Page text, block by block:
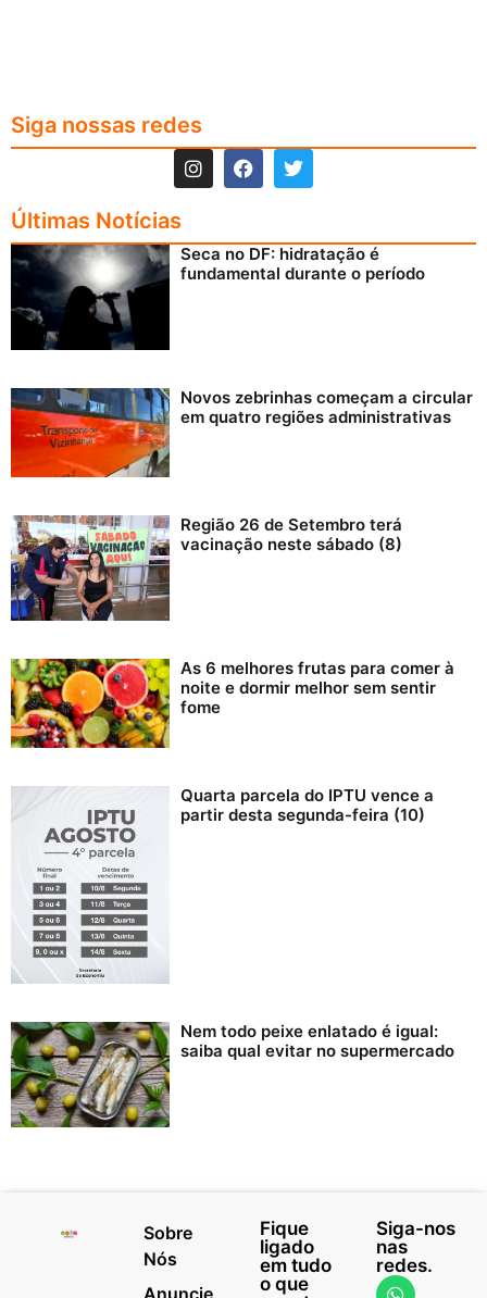
Siga nossas redes
Últimas Notícias
Seca no DF: hidratação é
fundamental durante o período
Novos zebrinhas começam a circular
em quatro regiões administrativas
Região 26 de Setembro terá
vacinação neste sábado (8)
As 6 melhores frutas para comer à
noite e dormir melhor sem sentir
fome
Quarta parcela do IPTU vence a
partir desta segunda-feira (10)
Nem todo peixe enlatado é igual:
saiba qual evitar no supermercado
Sobre
Nós
Anuncie
Fique
ligado
em tudo
o que
Siga-nos
nas
redes.